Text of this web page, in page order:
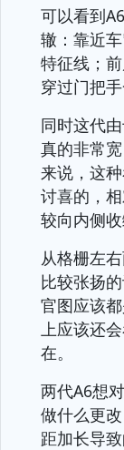
可以看到
辙：靠近
特征线；
穿过门把手
同时这代
真的非常
来说，这
讨喜的，
较向内侧收
从格栅左
比较张扬
官图应该
上应该还
在。
两代A6想
做什么更
距加长导